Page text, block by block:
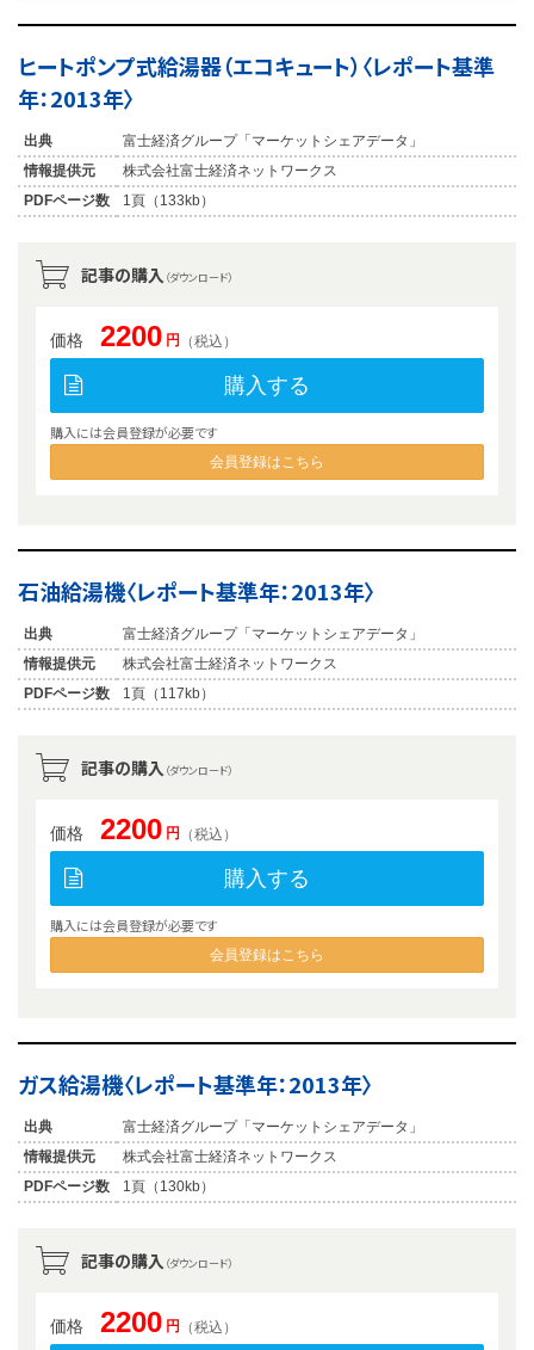
ヒートポンプ式給湯器（エコキュート）〈レポート基準
年：2013年〉
出典
富士経済グループ「マーケットシェアデータ」
情報提供元
株式会社富士経済ネットワークス
PDFページ数
1頁（133kb）
記事の購入 （ダウンロード）
価格 2200 円 （税込）
購入する
購入には会員登録が必要です
会員登録はこちら
石油給湯機〈レポート基準年：2013年〉
出典
富士経済グループ「マーケットシェアデータ」
情報提供元
株式会社富士経済ネットワークス
PDFページ数
1頁（117kb）
記事の購入 （ダウンロード）
価格 2200 円 （税込）
購入する
購入には会員登録が必要です
会員登録はこちら
ガス給湯機〈レポート基準年：2013年〉
出典
富士経済グループ「マーケットシェアデータ」
情報提供元
株式会社富士経済ネットワークス
PDFページ数
1頁（130kb）
記事の購入 （ダウンロード）
価格 2200 円 （税込）